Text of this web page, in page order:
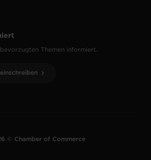
Themen informiert.
© Chamber of Commerce